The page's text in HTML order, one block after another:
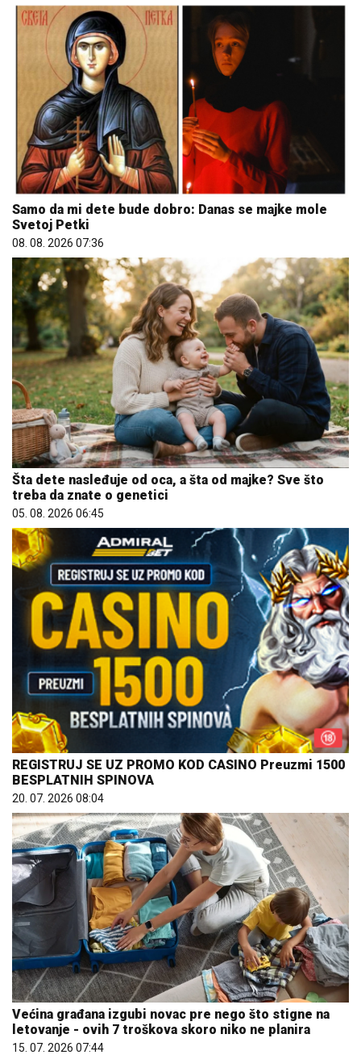
Samo da mi dete bude dobro: Danas se majke mole
Svetoj Petki
08. 08. 2026 07:36
Šta dete nasleđuje od oca, a šta od majke? Sve što
treba da znate o genetici
05. 08. 2026 06:45
REGISTRUJ SE UZ PROMO KOD CASINO Preuzmi 1500
BESPLATNIH SPINOVA
20. 07. 2026 08:04
Većina građana izgubi novac pre nego što stigne na
letovanje - ovih 7 troškova skoro niko ne planira
15. 07. 2026 07:44